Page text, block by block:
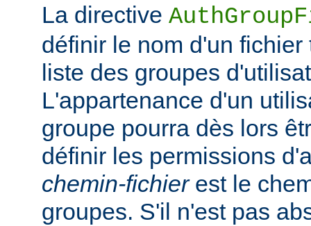
La directive
définir le nom d'un
liste des groupes
L'appartenance d'un
groupe pourra dès lors
définir les permissions
chemin-fichierest le
groupes. S'il n'est pas